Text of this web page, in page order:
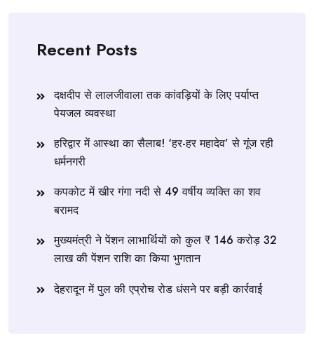
Recent Posts
दक्षदीप से लालजीवाला तक कांवड़ियों के लिए पर्याप्त
पेयजल व्यवस्था
हरिद्वार में आस्था का सैलाब! ‘हर-हर महादेव’ से गूंज रही
धर्मनगरी
कपकोट में खीर गंगा नदी से 49 वर्षीय व्यक्ति का शव
बरामद
मुख्यमंत्री ने पेंशन लाभार्थियों को कुल ₹ 146 करोड़ 32
लाख की पेंशन राशि का किया भुगतान
देहरादून में पुल की एप्रोच रोड धंसने पर बड़ी कार्रवाई